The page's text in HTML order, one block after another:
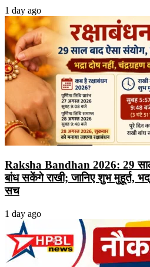
1 day ago
Raksha Bandhan 2026: 29 साल
बांध सकेंगे राखी; जानिए शुभ मुहूर्त,
सच
1 day ago